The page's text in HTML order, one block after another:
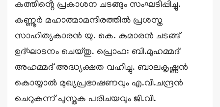
കത്തിൻ്റെ പ്രകാശന ചടങ്ങും സംഘടിപ്പിച്ചു.
കണ്ണൂർ മഹാത്മാമന്ദിരത്തിൽ പ്രശസ്ത
സാഹിത്യകാരൻ യു. കെ. കുമാരൻ ചടങ്ങ്
ഉദ്ഘാടനം ചെയ്തു. പ്രൊഫ: ബി.മുഹമ്മദ്
അഹമ്മദ് അദ്ധ്യക്ഷത വഹിച്ചു. ബാലകൃഷ്ണൻ
കൊയ്യാൽ മുഖ്യപ്രഭാഷണവും എ.വി.ചന്ദ്രൻ
ചെറുകുന്ന് പുസ്തക പരിചയവും ജി.വി.